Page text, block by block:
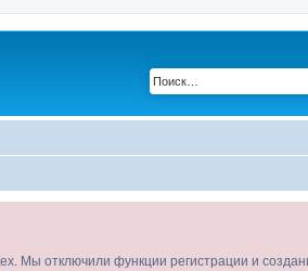
Мы отключили функции регистрации и